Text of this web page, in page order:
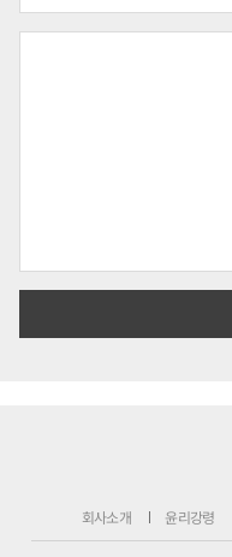
회사소개 윤리강령